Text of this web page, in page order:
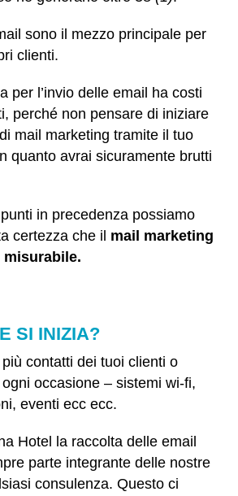
sono il mezzo principale per
clienti.
per l’invio delle email ha costi
perché non pensare di iniziare
mail marketing tramite il tuo
quanto avrai sicuramente brutti
in precedenza possiamo
certezza che il mail marketing
misurabile.
SI INIZIA?
contatti dei tuoi clienti o
occasione – sistemi wi-fi,
eventi ecc ecc.
Hotel la raccolta delle email
parte integrante delle nostre
consulenza. Questo ci